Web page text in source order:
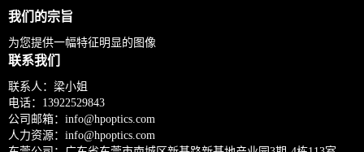
我们的宗旨
为您提供一幅特征明显的图像
联系我们
联系人：梁小姐
电话： 13922529843
公司邮箱： info@hpoptics.com
人力资源： info@hpoptics.com